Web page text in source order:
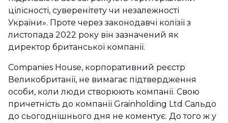
цілісності, суверенітету чи незалежності
України». Проте через законодавчі колізії з
листопада 2022 року він зазначений як
директор британської компанії.
Companies House, корпоративний реєстр
Великобританії, не вимагає підтвердження
особи, коли люди створюють компанії. Свою
причетність до компанії Grainholding Ltd Сальдо
до сьогоднішнього дня не коментує. До того ж у